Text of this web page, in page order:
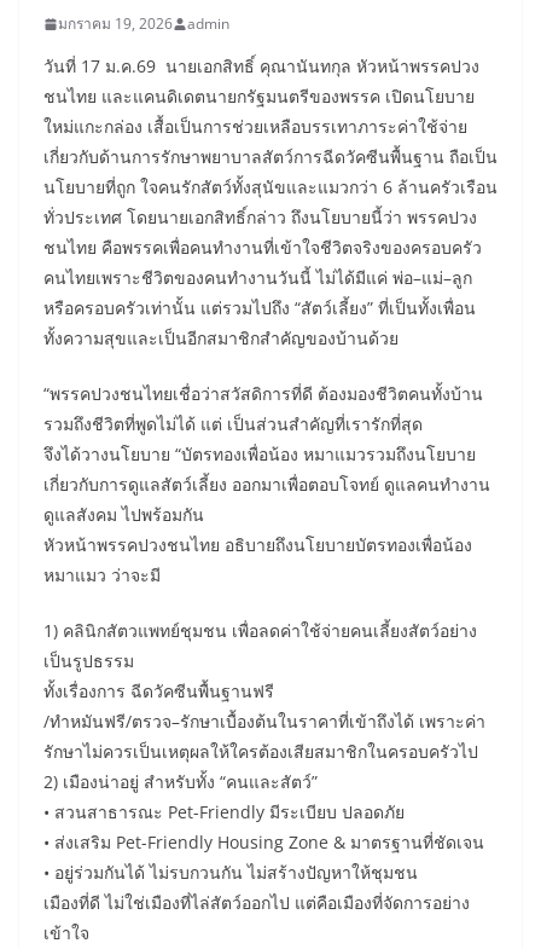
มกราคม 19, 2026 admin
วันที่ 17 ม.ค.69 นายเอกสิทธิ์ คุณานันทกุล หัวหน้าพรรคปวง
ชนไทย และแคนดิเดตนายกรัฐมนตรีของพรรค เปิดนโยบาย
ใหม่แกะกล่อง เสื้อเป็นการช่วยเหลือบรรเทาภาระค่าใช้จ่าย
เกี่ยวกับด้านการรักษาพยาบาลสัตว์การฉีดวัคซีนพื้นฐาน ถือเป็น
นโยบายที่ถูก ใจคนรักสัตว์ทั้งสุนัขและแมวกว่า 6 ล้านครัวเรือน
ทั่วประเทศ โดยนายเอกสิทธิ์กล่าว ถึงนโยบายนี้ว่า พรรคปวง
ชนไทย คือพรรคเพื่อคนทำงานที่เข้าใจชีวิตจริงของครอบครัว
คนไทยเพราะชีวิตของคนทำงานวันนี้ ไม่ได้มีแค่ พ่อ–แม่–ลูก
หรือครอบครัวเท่านั้น แต่รวมไปถึง “สัตว์เลี้ยง” ที่เป็นทั้งเพื่อน
ทั้งความสุขและเป็นอีกสมาชิกสำคัญของบ้านด้วย
“พรรคปวงชนไทยเชื่อว่าสวัสดิการที่ดี ต้องมองชีวิตคนทั้งบ้าน
รวมถึงชีวิตที่พูดไม่ได้ แต่ เป็นส่วนสำคัญที่เรารักที่สุด
จึงได้วางนโยบาย “บัตรทองเพื่อน้อง หมาแมวรวมถึงนโยบาย
เกี่ยวกับการดูแลสัตว์เลี้ยง ออกมาเพื่อตอบโจทย์ ดูแลคนทำงาน
ดูแลสังคม ไปพร้อมกัน
หัวหน้าพรรคปวงชนไทย อธิบายถึงนโยบายบัตรทองเพื่อน้อง
หมาแมว ว่าจะมี
1) คลินิกสัตวแพทย์ชุมชน เพื่อลดค่าใช้จ่ายคนเลี้ยงสัตว์อย่าง
เป็นรูปธรรม
ทั้งเรื่องการ ฉีดวัคซีนพื้นฐานฟรี
/ทำหมันฟรี/ตรวจ–รักษาเบื้องต้นในราคาที่เข้าถึงได้ เพราะค่า
รักษาไม่ควรเป็นเหตุผลให้ใครต้องเสียสมาชิกในครอบครัวไป
2) เมืองน่าอยู่ สำหรับทั้ง “คนและสัตว์”
• สวนสาธารณะ Pet-Friendly มีระเบียบ ปลอดภัย
• ส่งเสริม Pet-Friendly Housing Zone & มาตรฐานที่ชัดเจน
• อยู่ร่วมกันได้ ไม่รบกวนกัน ไม่สร้างปัญหาให้ชุมชน
เมืองที่ดี ไม่ใช่เมืองที่ไล่สัตว์ออกไป แต่คือเมืองที่จัดการอย่าง
เข้าใจ